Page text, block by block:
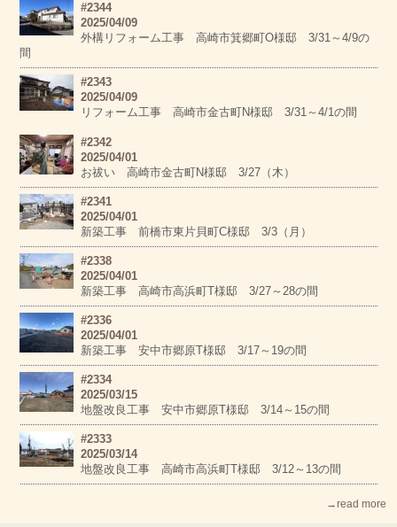
#2344
2025/04/09
外構リフォーム工事 高崎市箕郷町O様邸 3/31～4/9の
間
#2343
2025/04/09
リフォーム工事 高崎市金古町N様邸 3/31～4/1の間
#2342
2025/04/01
お祓い 高崎市金古町N様邸 3/27（木）
#2341
2025/04/01
新築工事 前橋市東片貝町C様邸 3/3（月）
#2338
2025/04/01
新築工事 高崎市高浜町T様邸 3/27～28の間
#2336
2025/04/01
新築工事 安中市郷原T様邸 3/17～19の間
#2334
2025/03/15
地盤改良工事 安中市郷原T様邸 3/14～15の間
#2333
2025/03/14
地盤改良工事 高崎市高浜町T様邸 3/12～13の間
→read more